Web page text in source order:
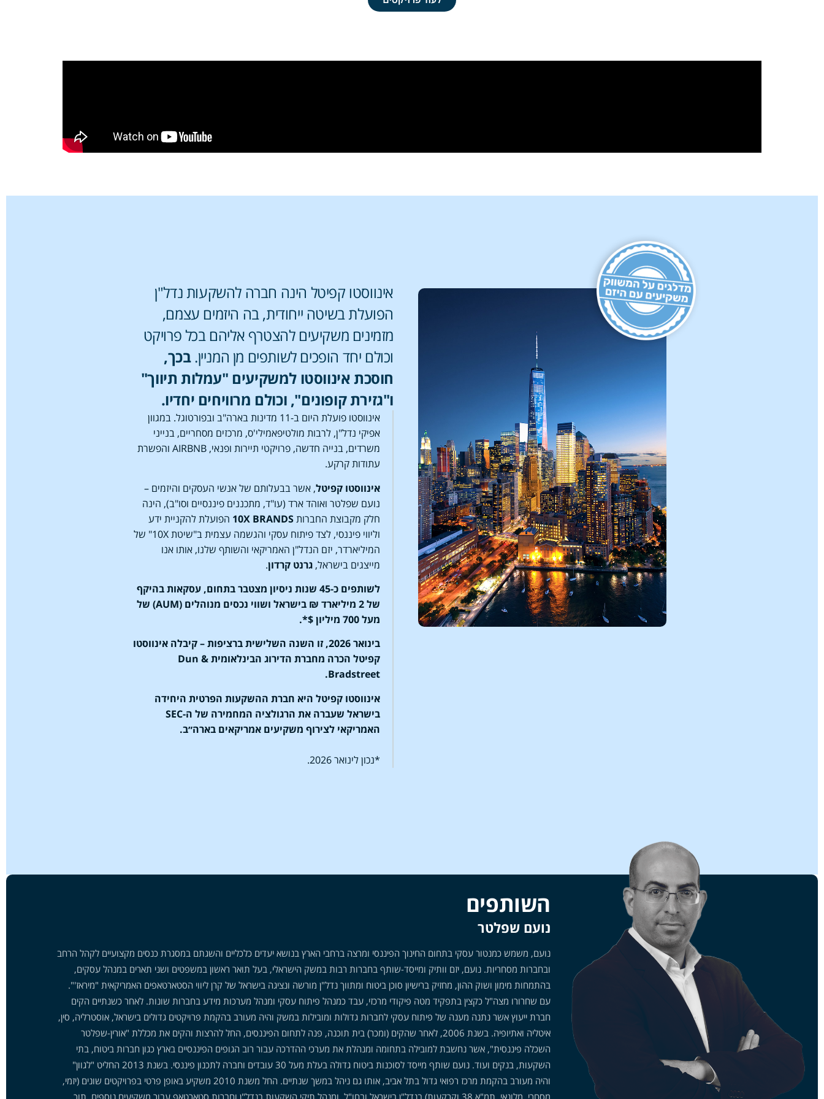
אינווסטו קפיטל הינה חברה להשקעות נדל"ן
הפועלת בשיטה ייחודית, בה היזמים עצמם,
מזמינים משקיעים להצטרף אליהם בכל פרויקט
וכולם יחד הופכים לשותפים מן המניין.בכך,
חוסכת אינווסטו למשקיעים "עמלות תיווך"
ו"גזירת קופונים", וכולם מרוויחים יחדיו.
אינווסטו פועלת היום ב-11 מדינות בארה"ב ובפורטוגל. במגוון
אפיקי נדל"ן, לרבות מולטיפאמילי'ס, מרכזים מסחריים, בנייני
משרדים, בנייה חדשה, פרויקטי תיירות ופנאי, AIRBNB והפשרת
עתודות קרקע.
אינווסטו קפיטל, אשר בבעלותם של אנשי העסקים והיזמים –
נועם שפלטר ואוהד ארד (עו"ד, מתכננים פיננסיים וסו"ב), הינה
חלק מקבוצת החברות
10X BRANDS
הפועלת להקניית ידע
וליווי פיננסי, לצד פיתוח עסקי והגשמה עצמית ב"שיטת 10X" של
המיליארדר, יזם הנדל"ן האמריקאי והשותף שלנו, אותו אנו
מייצגים בישראל, גרנט קרדון.
לשותפים כ-45 שנות ניסיון מצטבר בתחום, עסקאות בהיקף
של 2 מיליארד ₪ בישראל ושווי נכסים מנוהלים (AUM) של
מעל 700 מיליון $*.
בינואר 2026, זו השנה השלישית ברציפות – קיבלה אינווסטו
קפיטל הכרה מחברת הדירוג הבינלאומית Dun &
Bradstreet.
אינווסטו קפיטל היא חברת ההשקעות הפרטית היחידה
בישראל שעברה את הרגולציה המחמירה של ה-SEC
האמריקאי לצירוף משקיעים אמריקאים בארה״ב.
*נכון לינואר 2026.
השותפים
נועם שפלטר
נועם, משמש כמנטור עסקי בתחום החינוך הפיננסי ומרצה ברחבי הארץ בנושא יעדים כלכליים והשגתם במסגרת כנסים מקצועיים לקהל הרחב
ובחברות מסחריות. נועם, יזם וותיק ומייסד-שותף בחברות רבות במשק הישראלי, בעל תואר ראשון במשפטים ושני תארים במנהל עסקים,
בהתמחות מימון ושוק ההון, מחזיק ברישיון סוכן ביטוח ומתווך נדל"ן מורשה ונציגה בישראל של קרן ליווי הסטארטאפים האמריקאית "מיראז'".
עם שחרורו מצה"ל כקצין בתפקיד מטה פיקודי מרכזי, עבד כמנהל פיתוח עסקי ומנהל מערכות מידע בחברות שונות. לאחר כשנתיים הקים
חברת ייעוץ אשר נתנה מענה של פיתוח עסקי לחברות גדולות ומובילות במשק והיה מעורב בהקמת פרויקטים גדולים בישראל, אוסטרליה, סין,
איטליה ואתיופיה. בשנת 2006, לאחר שהקים (ומכר) בית תוכנה, פנה לתחום הפיננסים, החל להרצות והקים את מכללת "אורין-שפלטר
השכלה פיננסית", אשר נחשבת למובילה בתחומה ומנהלת את מערכי ההדרכה עבור רוב הגופים הפיננסיים בארץ כגון חברות ביטוח, בתי
השקעות, בנקים ועוד. נועם שותף מייסד לסוכנות ביטוח גדולה בעלת מעל 30 עובדים וחברה לתכנון פיננסי. בשנת 2013 החליט "לגוון"
והיה מעורב בהקמת מרכז רפואי גדול בתל אביב, אותו גם ניהל במשך שנתיים. החל משנת 2010 משקיע באופן פרטי בפרויקטים שונים (יזמי,